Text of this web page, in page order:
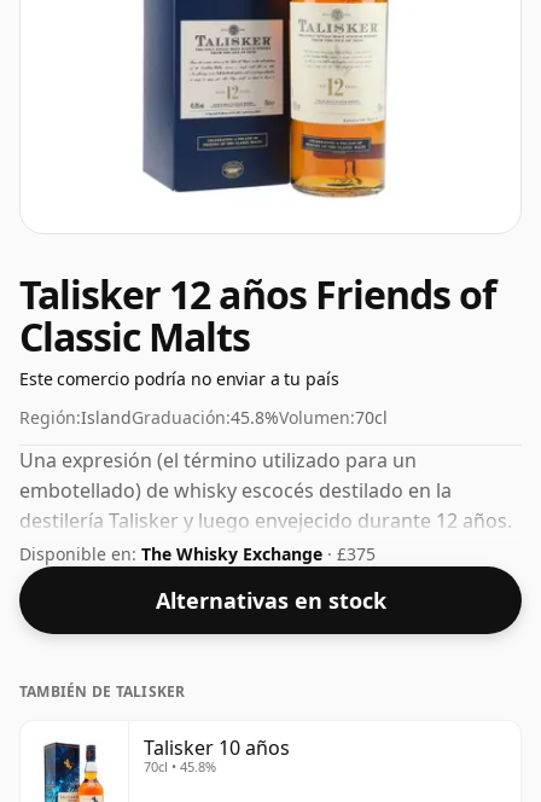
Talisker 12 años Friends of
Classic Malts
Este comercio podría no enviar a tu país
Región:IslandGraduación:45.8%Volumen:70cl
Una expresión (el término utilizado para un
embotellado) de whisky escocés destilado en la
destilería Talisker y luego envejecido durante 12 años.
Viene en una botella normal de 70 cl y se embotella
con un ABV saludable del 45,8%.
Disponible en: The Whisky Exchange · £375
Alternativas en stock
TAMBIÉN DE TALISKER
Talisker 10 años
70cl • 45.8%